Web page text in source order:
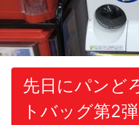
先日にパンど
トバッグ第2